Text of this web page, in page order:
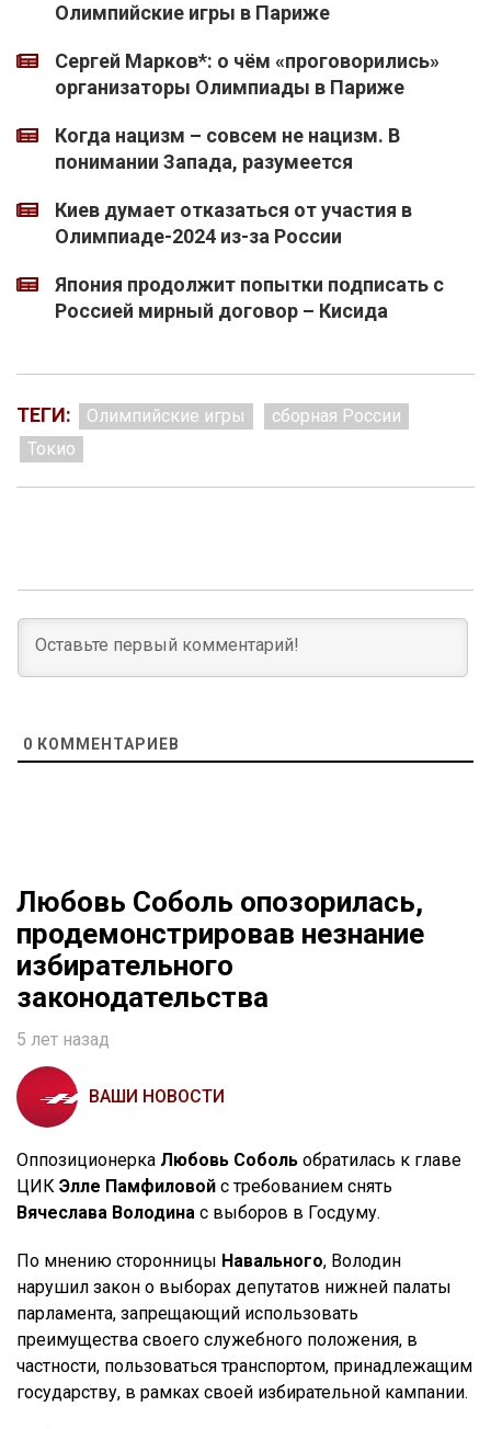
Олимпийские игры в Париже
Сергей Марков*: о чём «проговорились»
организаторы Олимпиады в Париже
Когда нацизм – совсем не нацизм. В
понимании Запада, разумеется
Киев думает отказаться от участия в
Олимпиаде-2024 из-за России
Япония продолжит попытки подписать с
Россией мирный договор – Кисида
ТЕГИ: Олимпийские игры
сборная России
Токио
0 КОММЕНТАРИЕВ
Любовь Соболь опозорилась,
продемонстрировав незнание
избирательного
законодательства
5 лет назад
ВАШИ НОВОСТИ
Оппозиционерка Любовь Соболь обратилась к главе
ЦИК Элле Памфиловой с требованием снять
Вячеслава Володина с выборов в Госдуму.
По мнению сторонницы Навального, Володин
нарушил закон о выборах депутатов нижней палаты
парламента, запрещающий использовать
преимущества своего служебного положения, в
частности, пользоваться транспортом, принадлежащим
государству, в рамках своей избирательной кампании.